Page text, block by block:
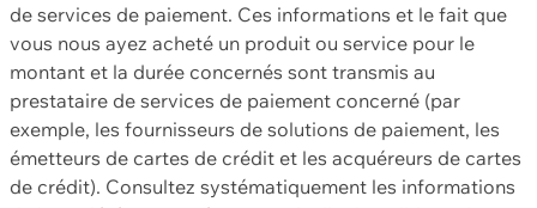
de services de paiement. Ces informations et le fait que
vous nous ayez acheté un produit ou service pour le
montant et la durée concernés sont transmis au
prestataire de services de paiement concerné (par
exemple, les fournisseurs de solutions de paiement, les
émetteurs de cartes de crédit et les acquéreurs de cartes
de crédit). Consultez systématiquement les informations